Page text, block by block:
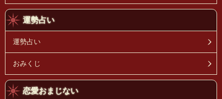
運勢占い
運勢占い
おみくじ
恋愛おまじない